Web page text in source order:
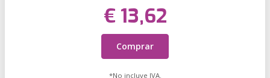
€ 13,62
Comprar
*No incluye IVA.